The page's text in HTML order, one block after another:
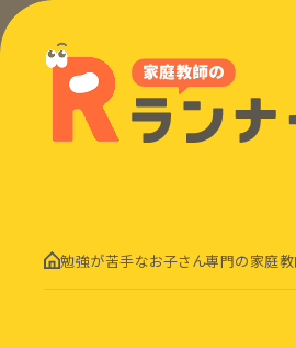
勉強が苦手なお子さん専門の家